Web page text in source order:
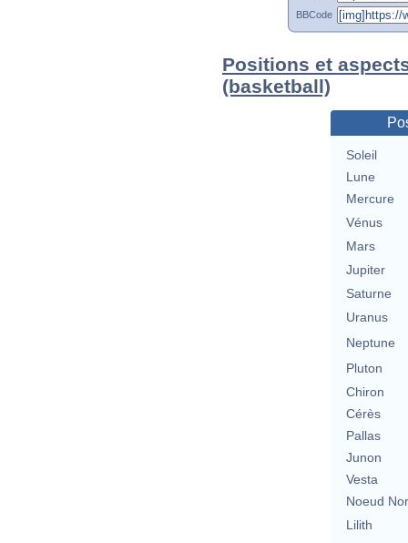
BBCode
Positions et
(basketball)
Soleil
Lune
Mercure
Vénus
Mars
Jupiter
Saturne
Uranus
Neptune
Pluton
Chiron
Cérès
Pallas
Junon
Vesta
Noeud
Lilith